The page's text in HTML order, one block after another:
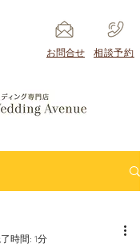
​お問合せ ​相談予約
時間: 1分